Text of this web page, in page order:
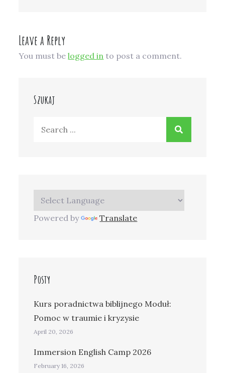
Leave a Reply
You must belogged in to post a comment.
Szukaj
Powered by Translate
Posty
Kurs poradnictwa biblijnego Moduł:
Pomoc w traumie i kryzysie
April 20, 2026
Immersion English Camp 2026
February 16, 2026